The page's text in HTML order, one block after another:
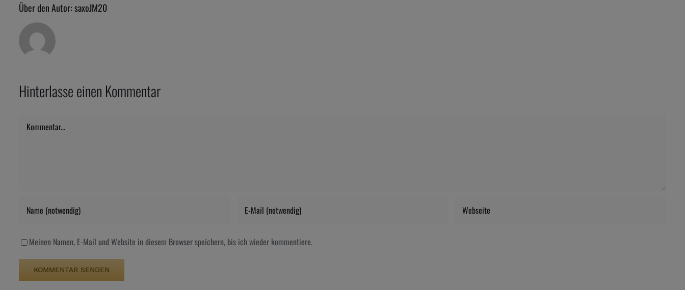
Über den Autor:saxoJM20
Hinterlasse einen Kommentar
Kommentar
Meinen Namen, E-Mail und Website in diesem Browser speichern, bis ich wieder kommentiere.